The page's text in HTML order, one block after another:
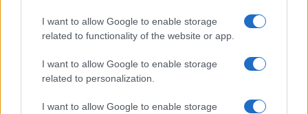
I want to allow Google to enable storage
related to functionality of the website or app.
I want to allow Google to enable storage
related to personalization.
I want to allow Google to enable storage
Incendi, a San Pasquale arriva il Campo Base:
l’inaugurazione
Andrea Mura conquista Palau: grande